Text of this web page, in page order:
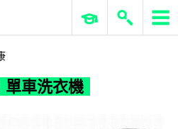
！單車洗衣機
ERP 與商業 AI
單車洗衣機